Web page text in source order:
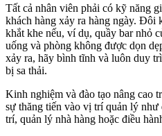
Tất cả nhân viên phải có kỹ năng
khách hàng xảy ra hàng ngày. Đôi
khắt khe nếu, ví dụ, quầy bar nhỏ
uống và phòng không được dọn
xảy ra, hãy bình tĩnh và luôn duy
bị sa thải.
Kinh nghiệm và đào tạo nâng cao
sự thăng tiến vào vị trí quản lý
trí, quản lý nhà hàng hoặc điều